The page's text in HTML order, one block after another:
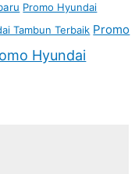
Promo Hyundai
Tambun Terbaik Promo
Hyundai